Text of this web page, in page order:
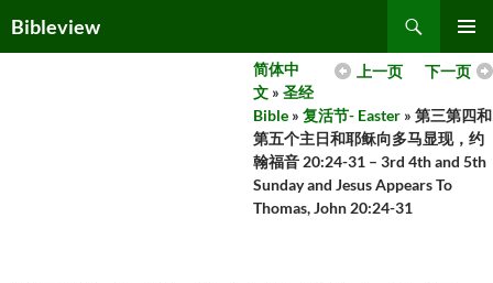
toBibleview
MENU
下一页
上一页
简体中
文 » 圣经
Bible » 复活节- Easter » 第三第四和
第五个主日和耶稣向多马显现，约
翰福音 20:24-31 – 3rd 4th and 5th
Sunday and Jesus Appears To
Thomas, John 20:24-31